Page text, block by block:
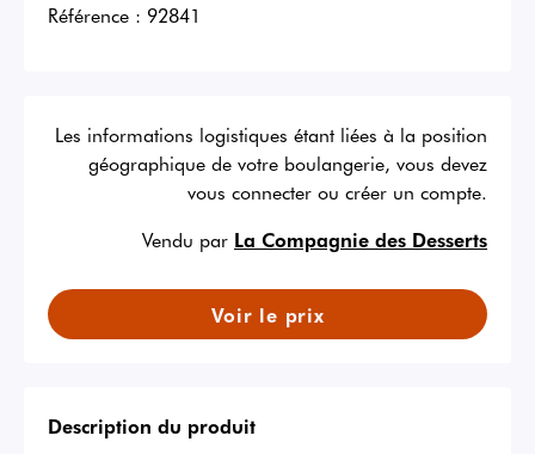
Référence : 92841
Les informations logistiques étant liées à la position
géographique de votre boulangerie, vous devez
vous connecter ou créer un compte.
Vendu par La Compagnie des Desserts
Voir le prix
Description du produit